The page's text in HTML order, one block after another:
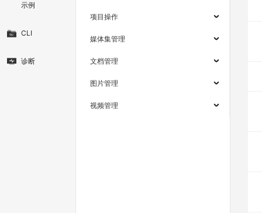
示例
CLI
诊断
项目操作
媒体集管理
文档管理
图片管理
视频管理